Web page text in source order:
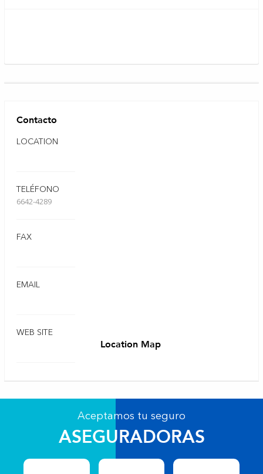
Contacto
LOCATION
TELÉFONO
6642-4289
FAX
EMAIL
WEB SITE
Location Map
Aceptamos tu seguro
ASEGURADORAS